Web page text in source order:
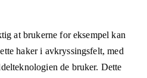
at brukerne for eksempel kan
haker i avkryssingsfelt, med
de bruker. Dette